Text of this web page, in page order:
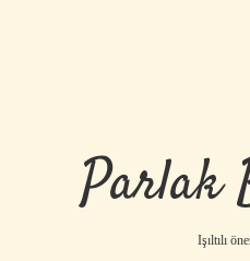
Parlak
Işıltılı